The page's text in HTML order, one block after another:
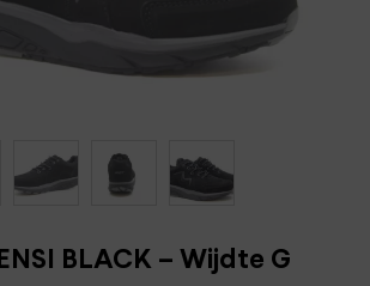
BLACK – Wijdte G